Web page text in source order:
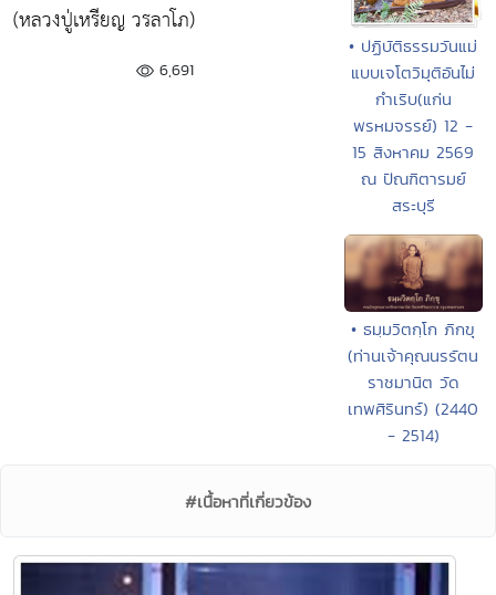
(หลวงปู่เหรียญ วรลาโภ)
6,691
• ปฏิบัติธรรมวันแม่
แบบเจโตวิมุติอันไม่
กำเริบ(แก่น
พรหมจรรย์) 12 -
15 สิงหาคม 2569
ณ ปัณฑิตารมย์
สระบุรี
• ธมฺมวิตกฺโก ภิกขุ
(ท่านเจ้าคุณนรรัตน
ราชมานิต วัด
เทพศิรินทร์) (2440
- 2514)
#เนื้อหาที่เกี่ยวข้อง